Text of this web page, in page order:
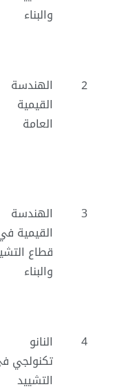
والبناء
2
الهندسة
القيمية
العامة
3
الهندسة
القيمية
قطاع
والبناء
4
النانو
تكنولجي
التشييد